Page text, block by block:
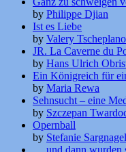
by Philippe Djian
Ist es Liebe
by Valery
JR. La Caverne du
by Hans Ulrich
Ein Königreich für
by Maria Rewa
Sehnsucht – eine
by Szczepan
Opernball
by Stefanie Sargnagel